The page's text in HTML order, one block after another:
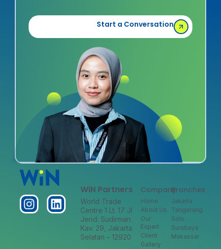
Start a Conversation
WiN Partners
World Trade
Centre 1 Lt. 17 Jl
Jend. Sudirman
Kav. 29, Jakarta
Selatan – 12920
Company
Home
About Us
Our
Expert
Client
Gallery
Branches
Jakarta
Tangerang
Solo
Surabaya
Makassar